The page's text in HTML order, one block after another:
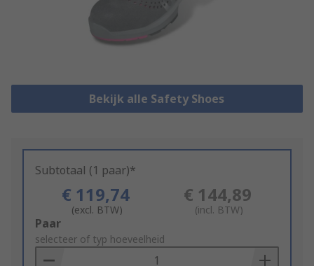
Bekijk alle Safety Shoes
Subtotaal (1 paar)*
€ 119,74
(excl. BTW)
€ 144,89
(incl. BTW)
Add
to
Basket
Paar
selecteer of typ hoeveelheid